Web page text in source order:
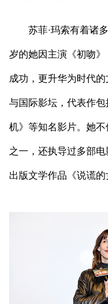
苏菲·玛索有着诸多
岁的她因主演《初吻
成功，更升华为时代
与国际影坛，代表作
机》等知名影片。她
之一，还执导过多部
出版文学作品《说谎的